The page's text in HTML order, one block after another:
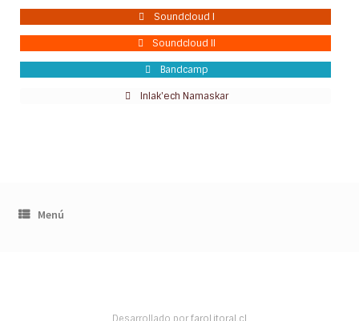
Soundcloud I
Soundcloud II
Bandcamp
Inlak'ech Namaskar
Menú
Desarrollado por faroLitoral.cl